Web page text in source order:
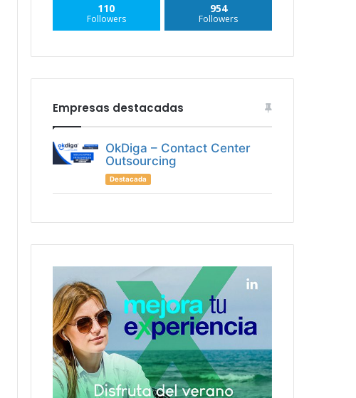
110
Followers
954
Followers
Empresas destacadas
OkDiga – Contact Center
Outsourcing
Destacada